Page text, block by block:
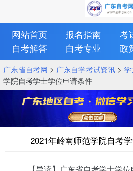
网站首页 报名指南 考
自考解答
自考专业 政
广东省自考网 > 广东自学考试资讯> 学
学院自考学士学位申请条件
2021年岭南师范学院自考
【导读】广东省自考学士学位